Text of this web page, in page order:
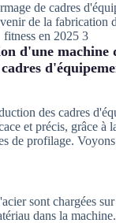
de cadres
de la fabrication
fitness en 2025 3
d'une machine
des cadres
et précis, grâce à
de profilage.
sont chargées
dans la machine.